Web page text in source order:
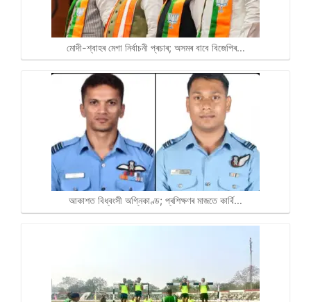
মোদী-শ্বাহৰ মেগা নিৰ্বাচনী প্ৰচাৰ; অসমৰ বাবে বিজেপিৰ…
আকাশত বিধ্বংসী অগ্নিকাণ্ড; প্ৰশিক্ষণৰ মাজতে কাৰ্বি…